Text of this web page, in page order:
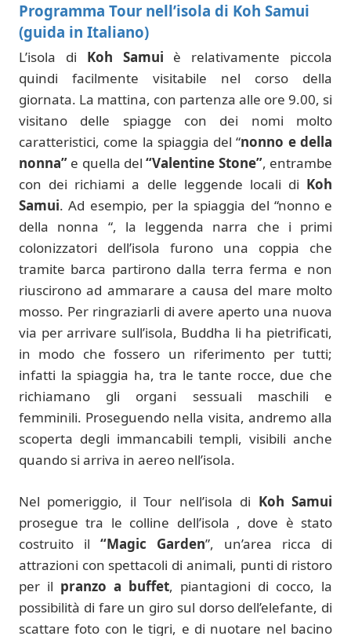
Programma Tour nell’isola di Koh Samui
(guida in Italiano)
L’isola di Koh Samui è relativamente piccola
quindi facilmente visitabile nel corso della
giornata. La mattina, con partenza alle ore 9.00, si
visitano delle spiagge con dei nomi molto
caratteristici, come la spiaggia del “nonno e della
nonna” e quella del“Valentine Stone”, entrambe
con dei richiami a delle leggende locali di Koh
Samui. Ad esempio, per la spiaggia del “nonno e
della nonna “, la leggenda narra che i primi
colonizzatori dell’isola furono una coppia che
tramite barca partirono dalla terra ferma e non
riuscirono ad ammarare a causa del mare molto
mosso. Per ringraziarli di avere aperto una nuova
via per arrivare sull’isola, Buddha li ha pietrificati,
in modo che fossero un riferimento per tutti;
infatti la spiaggia ha, tra le tante rocce, due che
richiamano gli organi sessuali maschili e
femminili. Proseguendo nella visita, andremo alla
scoperta degli immancabili templi, visibili anche
quando si arriva in aereo nell’isola.
Nel pomeriggio, il Tour nell’isola di Koh Samui
prosegue tra le colline dell’isola , dove è stato
costruito il “Magic Garden”, un’area ricca di
attrazioni con spettacoli di animali, punti di ristoro
per il pranzo a buffet, piantagioni di cocco, la
possibilità di fare un giro sul dorso dell’elefante, di
scattare foto con le tigri, e di nuotare nel bacino